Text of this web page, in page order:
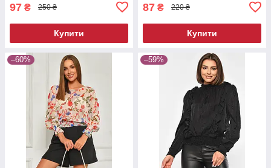
97 ₴ 250 ₴
Купити
87 ₴ 220 ₴
Купити
–60% –59%